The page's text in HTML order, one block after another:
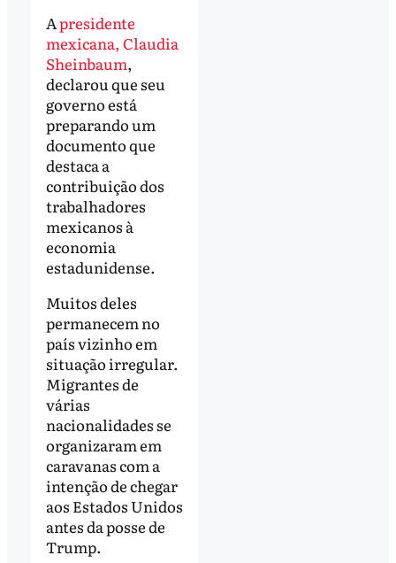
Apresidente
mexicana, Claudia
Sheinbaum,
declarou que seu
governo está
preparando um
documento que
destaca a
contribuição dos
trabalhadores
mexicanos à
economia
estadunidense.
Muitos deles
permanecem no
país vizinho em
situação irregular.
Migrantes de
várias
nacionalidades se
organizaram em
caravanas com a
intenção de chegar
aos Estados Unidos
antes da posse de
Trump.